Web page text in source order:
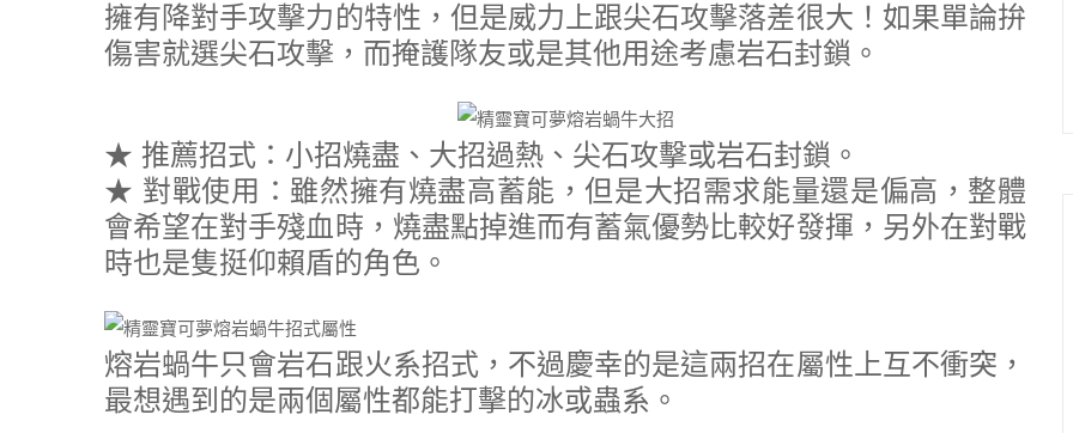
擁有降對手攻擊力的特性，但是威力上跟尖石攻擊落差很大！如果單論拚
傷害就選尖石攻擊，而掩護隊友或是其他用途考慮岩石封鎖。
★ 推薦招式：小招燒盡、大招過熱、尖石攻擊或岩石封鎖。
★ 對戰使用：雖然擁有燒盡高蓄能，但是大招需求能量還是偏高，整體
會希望在對手殘血時，燒盡點掉進而有蓄氣優勢比較好發揮，另外在對戰
時也是隻挺仰賴盾的角色。
熔岩蝸牛只會岩石跟火系招式，不過慶幸的是這兩招在屬性上互不衝突，
最想遇到的是兩個屬性都能打擊的冰或蟲系。